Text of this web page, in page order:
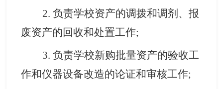
2. 负责学校资产的调拨和调剂、报
废资产的回收和处置工作;
3. 负责学校新购批量资产的验收工
作和仪器设备改造的论证和审核工作;